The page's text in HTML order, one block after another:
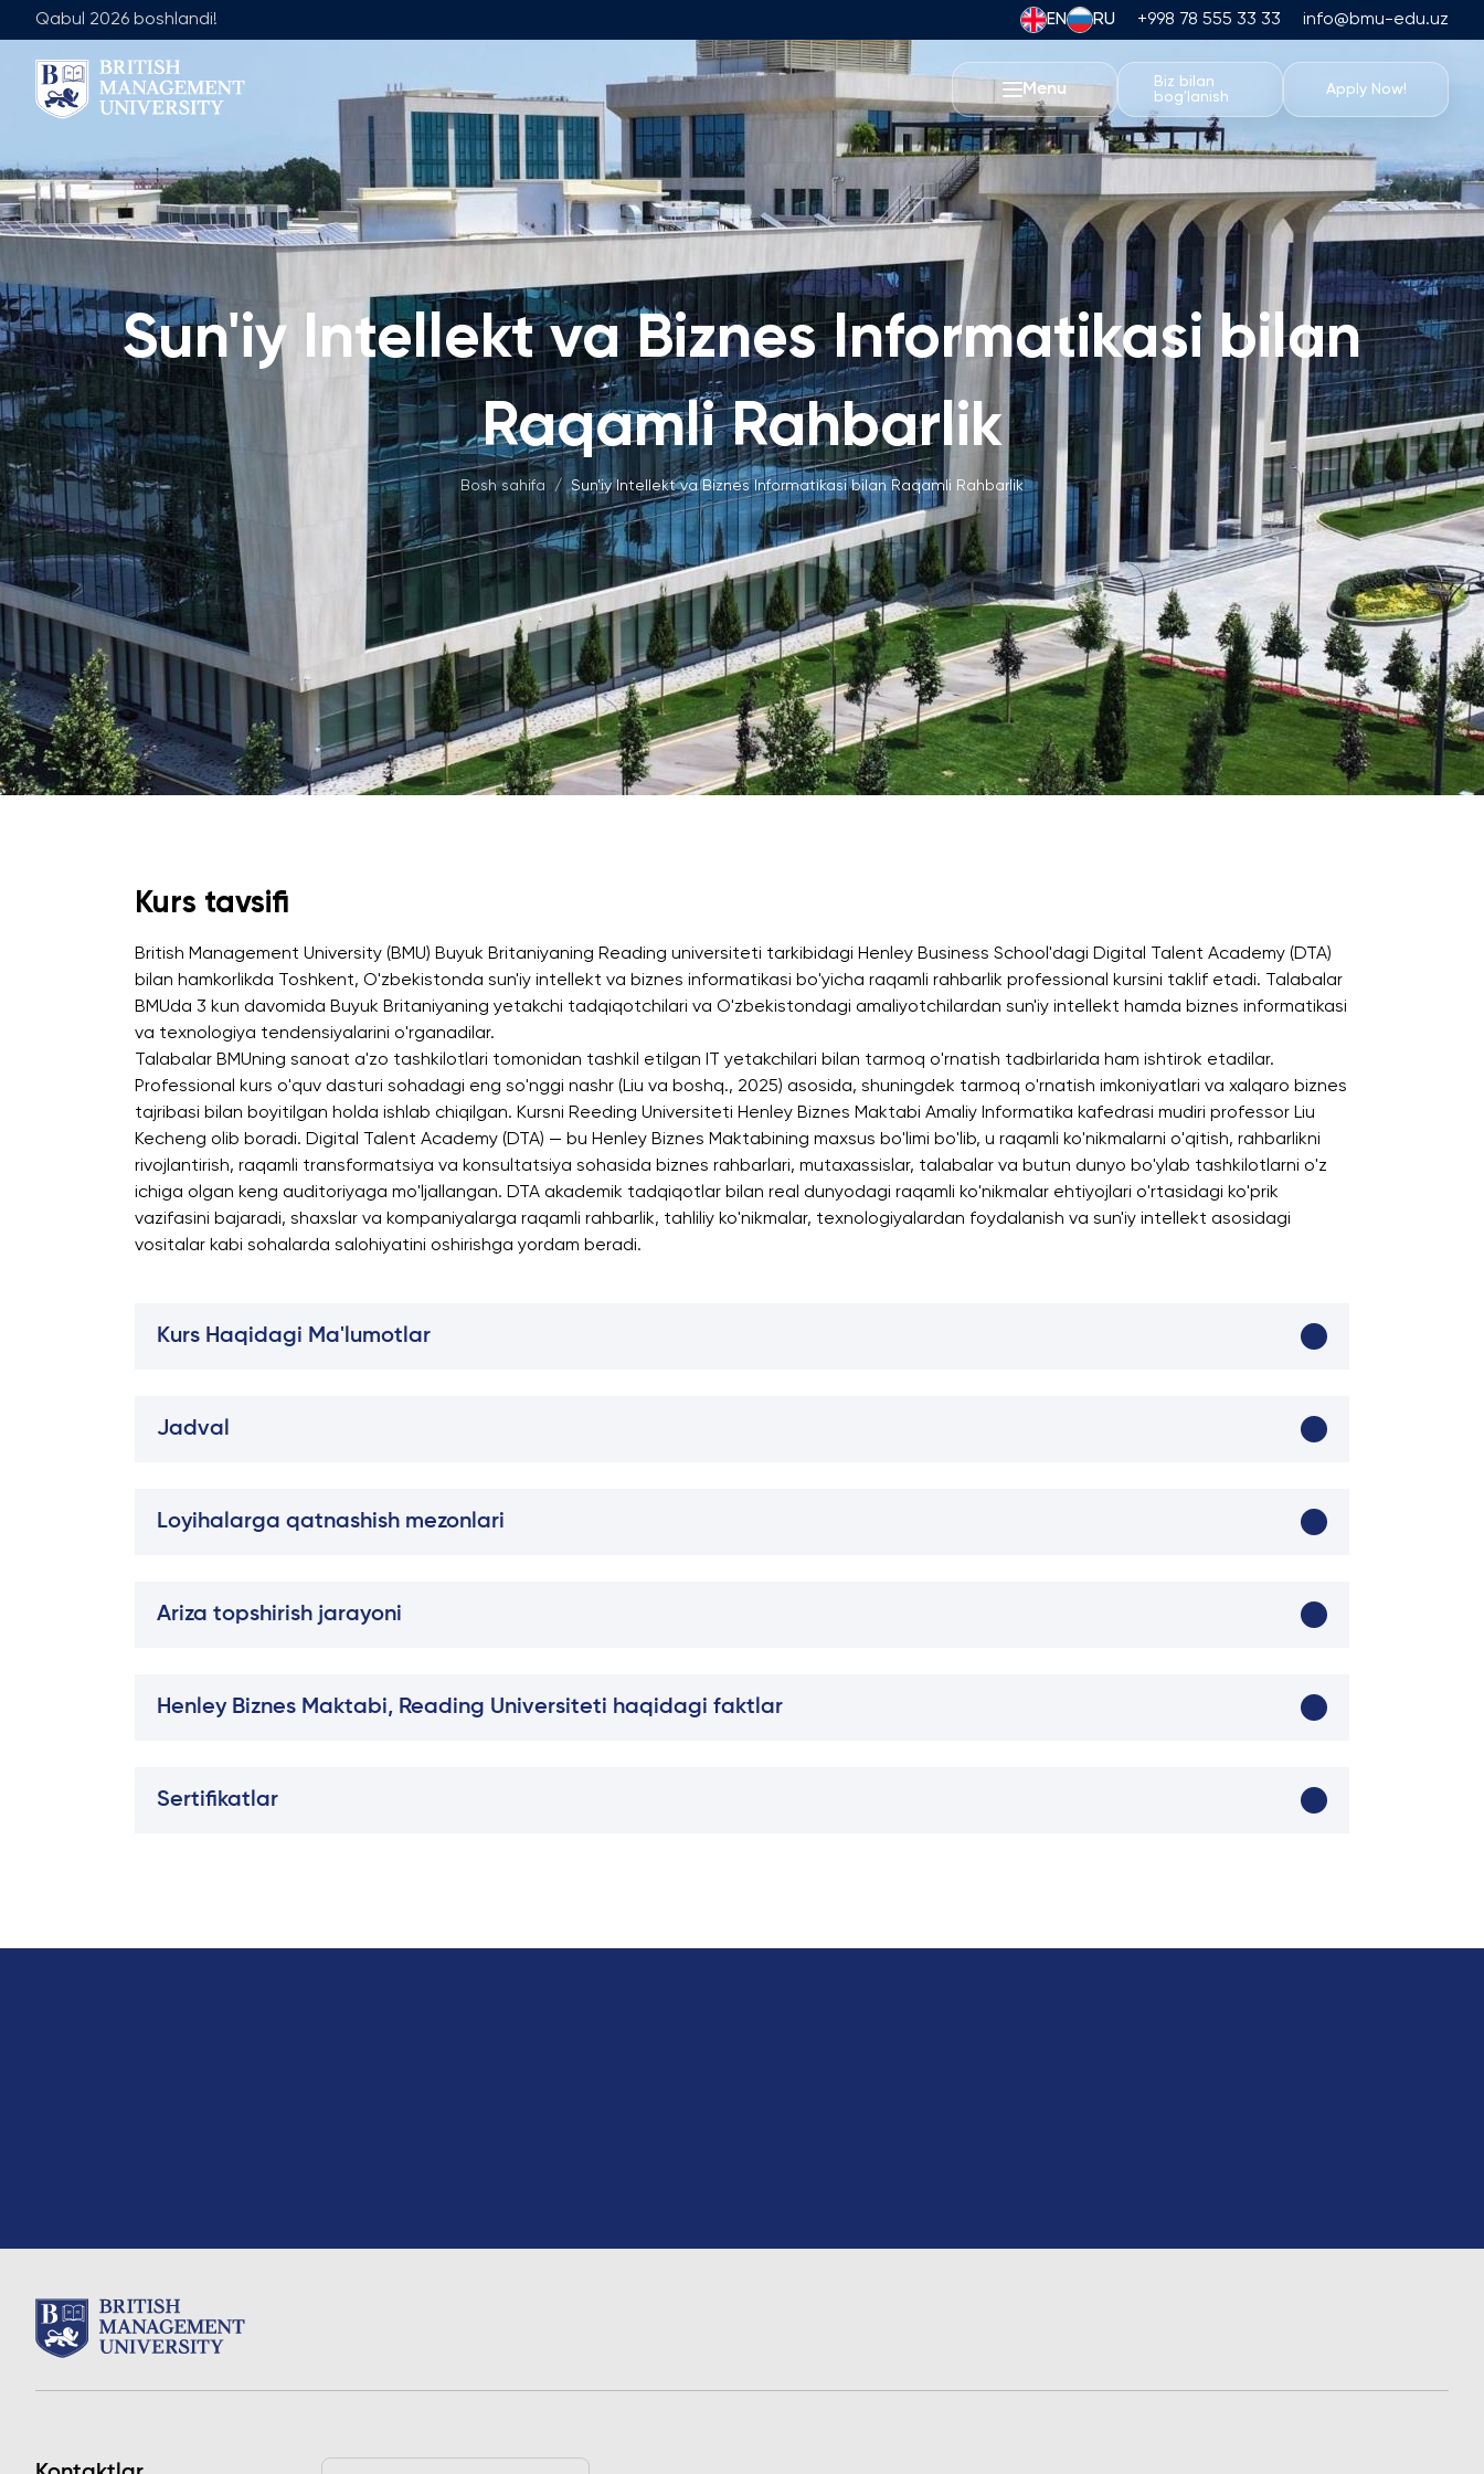
Qabul 2026 boshlandi! EN RU +998 78 555 33 33 info@bmu-edu.uz
Menu
Biz bilan
bog'lanish
Apply Now!
Biz Haqimizda
Rektor Nutqi
Litsenziya va Diplom
Ko'zlangan Natijalar va Maqsadlar
Sanoat Hamkorligi
Karyera Rivojlantirish Markazi
Korporativ Sektor bilan Ishlash
Professional Uyushmalarda Ishirok
Xalqaro Hamkorlik
University of Reading
Queen Margaret University
Amaliy Tadqiqotlar Markazi
Jamoa
Yetakchilik Jamoasi
Umumiy Ta'lim Fakulteti
Ilmiy Maslahat Kengashi
Ish O'rinlari
Akademik Ish O'rinlari
Akademik Bo'lmagan Ish O'rinlari
O'quv Dasturlari
Foundation Dasturi
Dastur Tuzilmasi
Ariza va To'lovlar
Matematika Kirish Imtihonlari
Bakalavriat Dasturlari
Ariza va To'lovlar
Magistratura
Izoh
Ariza va To'lovlar
Tayyorlov Kurslari
Pre-Master’s Dasturi
Excel Expert va Power BI Data Analyst
imtihoniga tayyorgarlik
Sun'iy Intellekt va Biznes Informatikasi
bilan Raqamli Rahbarlik
PMI Sertifikatsiyasi
PDU Kursi
Akademik Sayohatlar
Universitet Kampusi
Akademik Imkoniyatlar
Sport Inshootlari
Turar-joy va Ovqatlanish
Talabalar Hayoti
Students' Union
Talaba Klublari
Psixologiya va Farovonlik Bo'limi
Yangiliklar
Maqolalar
Foto Galereya
BMUga Tashrif
Ariza topshirish va tanlovda ishtirok etish
Sun'iy Intellekt va Biznes Informatikasi bilan
Raqamli Rahbarlik
Bosh sahifa / Sun'iy Intellekt va Biznes Informatikasi bilan Raqamli Rahbarlik
Kurs tavsifi
British Management University (BMU) Buyuk Britaniyaning Reading universiteti tarkibidagi Henley Business School'dagi Digital Talent Academy (DTA)
bilan hamkorlikda Toshkent, O'zbekistonda sun'iy intellekt va biznes informatikasi bo'yicha raqamli rahbarlik professional kursini taklif etadi. Talabalar
BMUda 3 kun davomida Buyuk Britaniyaning yetakchi tadqiqotchilari va O'zbekistondagi amaliyotchilardan sun'iy intellekt hamda biznes informatikasi
va texnologiya tendensiyalarini o'rganadilar.
Talabalar BMUning sanoat a'zo tashkilotlari tomonidan tashkil etilgan IT yetakchilari bilan tarmoq o'rnatish tadbirlarida ham ishtirok etadilar.
Professional kurs o'quv dasturi sohadagi eng so'nggi nashr (Liu va boshq., 2025) asosida, shuningdek tarmoq o'rnatish imkoniyatlari va xalqaro biznes
tajribasi bilan boyitilgan holda ishlab chiqilgan. Kursni Reeding Universiteti Henley Biznes Maktabi Amaliy Informatika kafedrasi mudiri professor Liu
Kecheng olib boradi. Digital Talent Academy (DTA) — bu Henley Biznes Maktabining maxsus bo'limi bo'lib, u raqamli ko'nikmalarni o'qitish, rahbarlikni
rivojlantirish, raqamli transformatsiya va konsultatsiya sohasida biznes rahbarlari, mutaxassislar, talabalar va butun dunyo bo'ylab tashkilotlarni o'z
ichiga olgan keng auditoriyaga mo'ljallangan. DTA akademik tadqiqotlar bilan real dunyodagi raqamli ko'nikmalar ehtiyojlari o'rtasidagi ko'prik
vazifasini bajaradi, shaxslar va kompaniyalarga raqamli rahbarlik, tahliliy ko'nikmalar, texnologiyalardan foydalanish va sun'iy intellekt asosidagi
vositalar kabi sohalarda salohiyatini oshirishga yordam beradi.
Kurs Haqidagi Ma'lumotlar
Jadval
Loyihalarga qatnashish mezonlari
Ariza topshirish jarayoni
Henley Biznes Maktabi, Reading Universiteti haqidagi faktlar
Sertifikatlar